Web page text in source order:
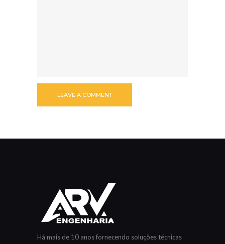
Há mais de 10 anos fornecendo soluções técnicas